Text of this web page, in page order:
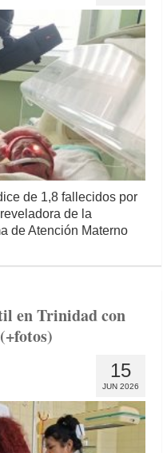
de 1,8 fallecidos por
de la
de Atención Materno
en Trinidad con
15
JUN 2026